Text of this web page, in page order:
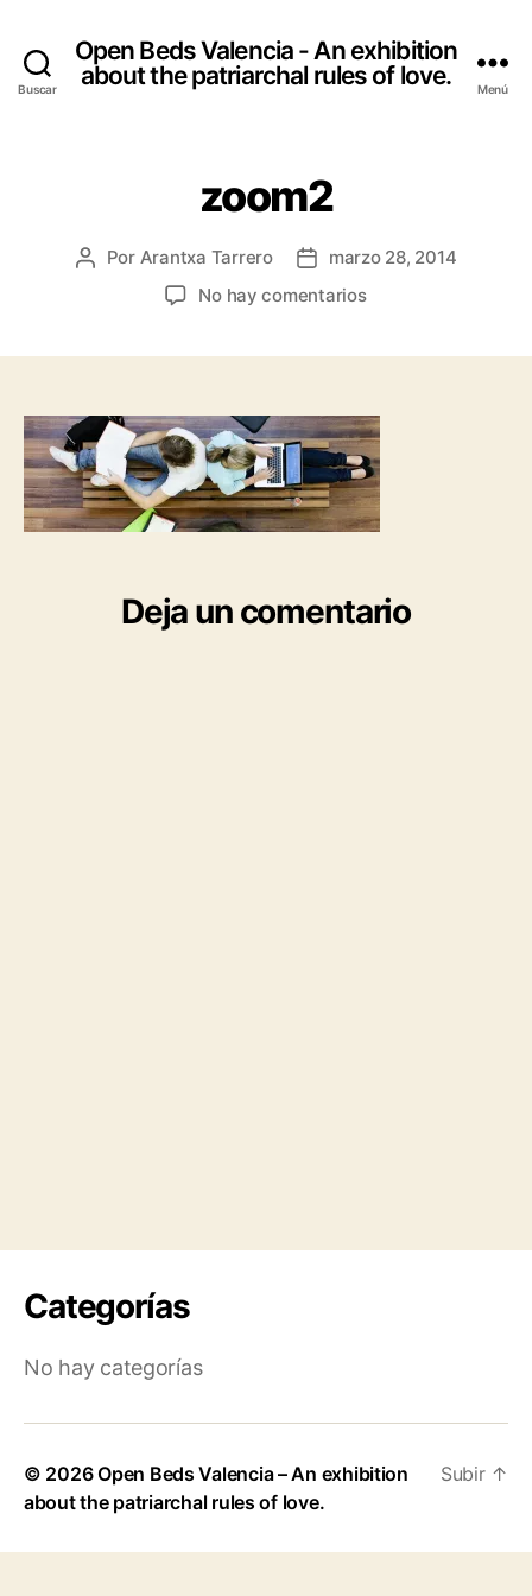
Buscar
Open Beds Valencia - An exhibition
about the patriarchal rules of love.
Menú
zoom2
Autor
Por Arantxa Tarrero
Fecha
de
marzo 28, 2014
No hay comentariosen
Deja un comentario
Categorías
No hay categorías
© 2026Open Beds Valencia – An exhibition
about the patriarchal rules of love.
Subir ↑